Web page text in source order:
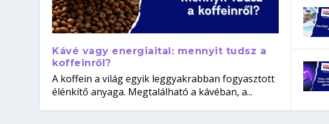
Kávé vagy energiaital: mennyit tudsz a
koffeinről?
A koffein a világ egyik leggyakrabban fogyasztott
élénkítő anyaga. Megtalálható a kávéban, a...